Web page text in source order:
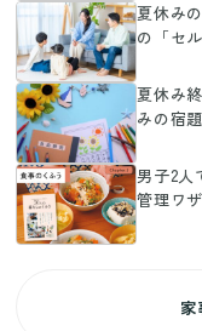
夏休み
の「セ
夏休み
みの宿
男子2人
管理ワザ
家